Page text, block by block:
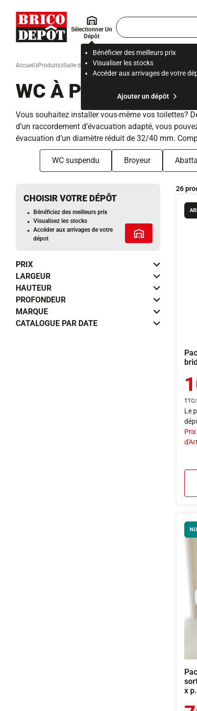
Accueil Brico Dépôt
Sélectionner Un
Dépôt
Bénéficier des meilleurs prix
Visualiser les stocks
Accéder aux arrivages de votre
Ajouter un dépôt
Rechercher
un
ou
une
page
Accueil Produits Salle de bain et WC Douche, baignoire et wc
WC À POSER
Vous souhaitez installer vous-même vos toilettes?
d’un raccordement d’évacuation adapté, vous
évacuation d’un diamètre réduit de 32/40 mm.
WC suspendu Broyeur
CHOISIR VOTRE DÉPÔT
Bénéficiez des meilleurs prix
Visualisez les stocks
Accéder aux arrivages de votre
dépot
Tous les services
PRIX
LARGEUR
HAUTEUR
PROFONDEUR
MARQUE
CATALOGUE PAR DATE
26
Le
x